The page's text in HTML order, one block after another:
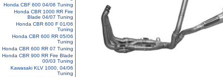
Honda CBF 600 04/06 Tuning
Honda CBR 1000 RR Fire
Blade 04/07 Tuning
Honda CBR 600 F 01/06
Tuning
Honda CBR 600 RR 05/06
Tuning
Honda CBR 600 RR 07 Tuning
Honda CBR 900 RR Fire Blade
00/03 Tuning
Kawasaki KLV 1000, 04/06
Tuning